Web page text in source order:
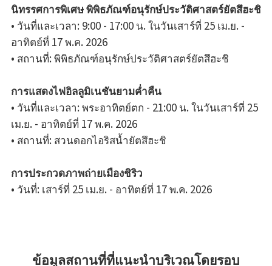
นิทรรศการพิเศษ พิพิธภัณฑ์อนุรักษ์ประวัติศาสตร์ยัตสึฮะชิ
• วันที่และเวลา: 9:00 - 17:00 น. ในวันเสาร์ที่ 25 เม.ย. -
อาทิตย์ที่ 17 พ.ค. 2026
• สถานที่: พิพิธภัณฑ์อนุรักษ์ประวัติศาสตร์ยัตสึฮะชิ
การแสดงไฟอิลลูมิเนชันยามค่ำคืน
• วันที่และเวลา: พระอาทิตย์ตก - 21:00 น. ในวันเสาร์ที่ 25
เม.ย. - อาทิตย์ที่ 17 พ.ค. 2026
• สถานที่: สวนดอกไอริสน้ำยัตสึฮะชิ
การประกวดภาพถ่ายเมืองชิริว
• วันที่: เสาร์ที่ 25 เม.ย. - อาทิตย์ที่ 17 พ.ค. 2026
ข้อมูลสถานที่ที่แนะนำบริเวณโดยรอบ